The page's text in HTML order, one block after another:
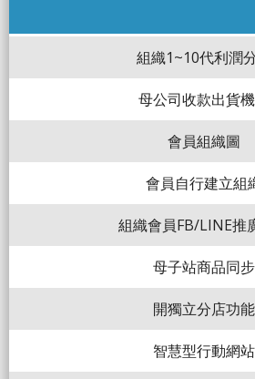
組織1~10代利潤
母公司收款出貨
會員組織圖
會員自行建立組
組織會員FB/LINE推
母子站商品同步
開獨立分店功能
智慧型行動網站